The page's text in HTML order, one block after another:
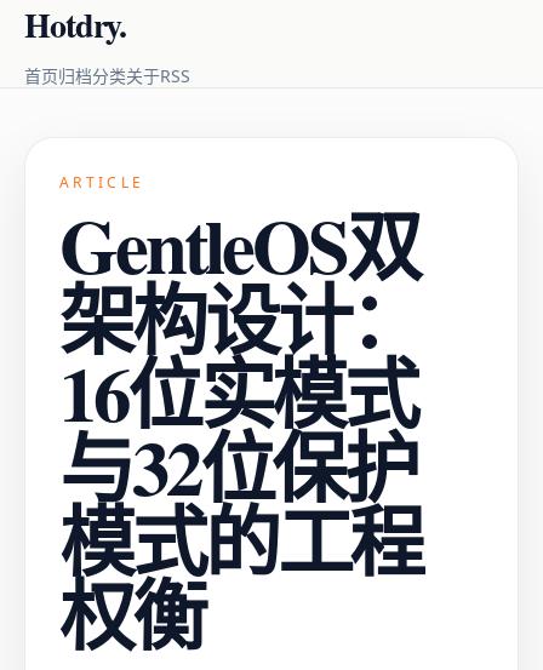
Hotdry.
首页归档分类关于RSS
ARTICLE
GentleOS双
架构设计：
16位实模式
与32位保护
模式的工程
权衡